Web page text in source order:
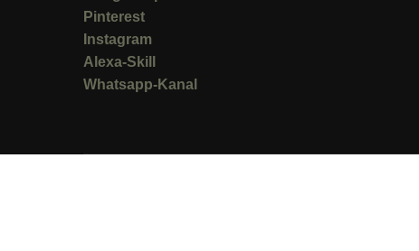
Pinterest
Instagram
Alexa-Skill
Whatsapp-Kanal